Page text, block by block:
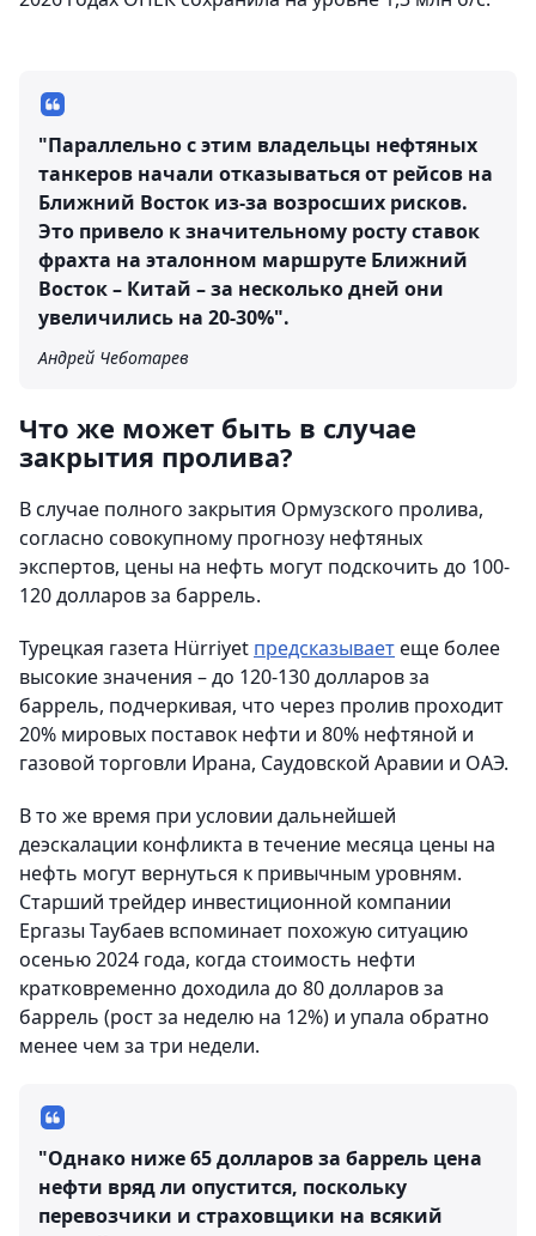
"Параллельно с этим владельцы нефтяных
танкеров начали отказываться от рейсов на
Ближний Восток из-за возросших рисков.
Это привело к значительному росту ставок
фрахта на эталонном маршруте Ближний
Восток – Китай – за несколько дней они
увеличились на 20-30%".
Андрей Чеботарев
Что же может быть в случае
закрытия пролива?
В случае полного закрытия Ормузского пролива,
согласно совокупному прогнозу нефтяных
экспертов, цены на нефть могут подскочить до 100-
120 долларов за баррель.
Турецкая газета Hürriyet предсказываетеще более
высокие значения – до 120-130 долларов за
баррель, подчеркивая, что через пролив проходит
20% мировых поставок нефти и 80% нефтяной и
газовой торговли Ирана, Саудовской Аравии и ОАЭ.
В то же время при условии дальнейшей
деэскалации конфликта в течение месяца цены на
нефть могут вернуться к привычным уровням.
Старший трейдер инвестиционной компании
Ергазы Таубаев вспоминает похожую ситуацию
осенью 2024 года, когда стоимость нефти
кратковременно доходила до 80 долларов за
баррель (рост за неделю на 12%) и упала обратно
менее чем за три недели.
"Однако ниже 65 долларов за баррель цена
нефти вряд ли опустится, поскольку
перевозчики и страховщики на всякий